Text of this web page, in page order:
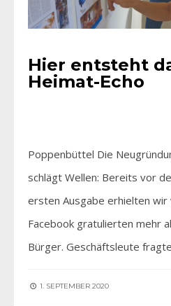
Hier entsteht
Heimat-Echo
Poppenbüttel Die
schlägt Wellen: Bereits vor
ersten Ausgabe erhielten wir
Facebook gratulierten mehr
Bürger. Geschäftsleute
1. SEPTEMBER 2020